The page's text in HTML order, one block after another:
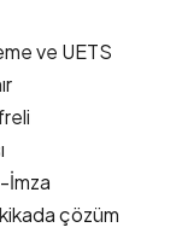
ve UETS
İmza
çözüm